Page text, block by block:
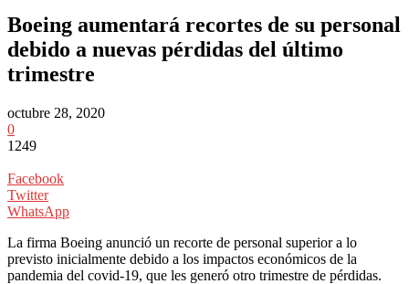
Boeing aumentará recortes de su personal
debido a nuevas pérdidas del último
trimestre
octubre 28, 2020
0
1249
Facebook
Twitter
WhatsApp
La firma Boeing anunció un recorte de personal superior a lo
previsto inicialmente debido a los impactos económicos de la
pandemia del covid-19, que les generó otro trimestre de pérdidas.